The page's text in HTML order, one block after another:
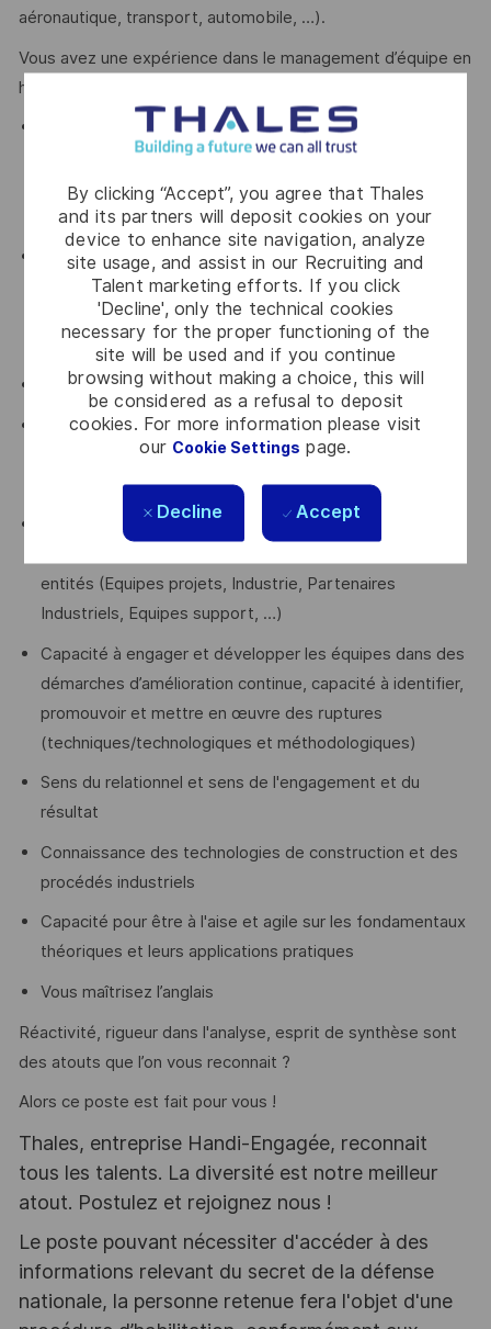
By clicking “Accept”, you agree that Thales
and its partners will deposit cookies on your
device to enhance site navigation, analyze
site usage, and assist in our Recruiting and
Talent marketing efforts. If you click
'Decline', only the technical cookies
necessary for the proper functioning of the
site will be used and if you continue
browsing without making a choice, this will
be considered as a refusal to deposit
cookies. For more information please visit
our Cookie Settings page.
Decline Accept
aéronautique, transport, automobile, …).
Vous avez une expérience dans le management d’équipe en
hiérarchique et transverse.
Maîtrise des activités Bureaux d’études sur tout le cycle
de vie (avant-projet, spécification, conception
préliminaire et détaillée, intégration et validation,
production série, soutien client)
Maîtrise des disciplines d'ingénierie mécanique
(structures, moto-réducteurs et asservissements,
conditionnement thermique, hydraulique, ...) et bonne
connaissance de la discipline électrotechniques –
Maîtrise du pilotage sur l'axe projet
Compétences managériales hiérarchiques pour
accompagner les équipes et développer les
compétences
Qualités relationnelles pour conduire le changement et
entités (Equipes projets, Industrie, Partenaires
Industriels, Equipes support, …)
Capacité à engager et développer les équipes dans des
démarches d’amélioration continue, capacité à identifier,
promouvoir et mettre en œuvre des ruptures
(techniques/technologiques et méthodologiques)
Sens du relationnel et sens de l'engagement et du
résultat
Connaissance des technologies de construction et des
procédés industriels
Capacité pour être à l'aise et agile sur les fondamentaux
théoriques et leurs applications pratiques
Vous maîtrisez l’anglais
Réactivité, rigueur dans l'analyse, esprit de synthèse sont
des atouts que l’on vous reconnait ?
Alors ce poste est fait pour vous !
Thales, entreprise Handi-Engagée, reconnait
tous les talents. La diversité est notre meilleur
atout. Postulez et rejoignez nous !
Le poste pouvant nécessiter d'accéder à des
informations relevant du secret de la défense
nationale, la personne retenue fera l'objet d'une